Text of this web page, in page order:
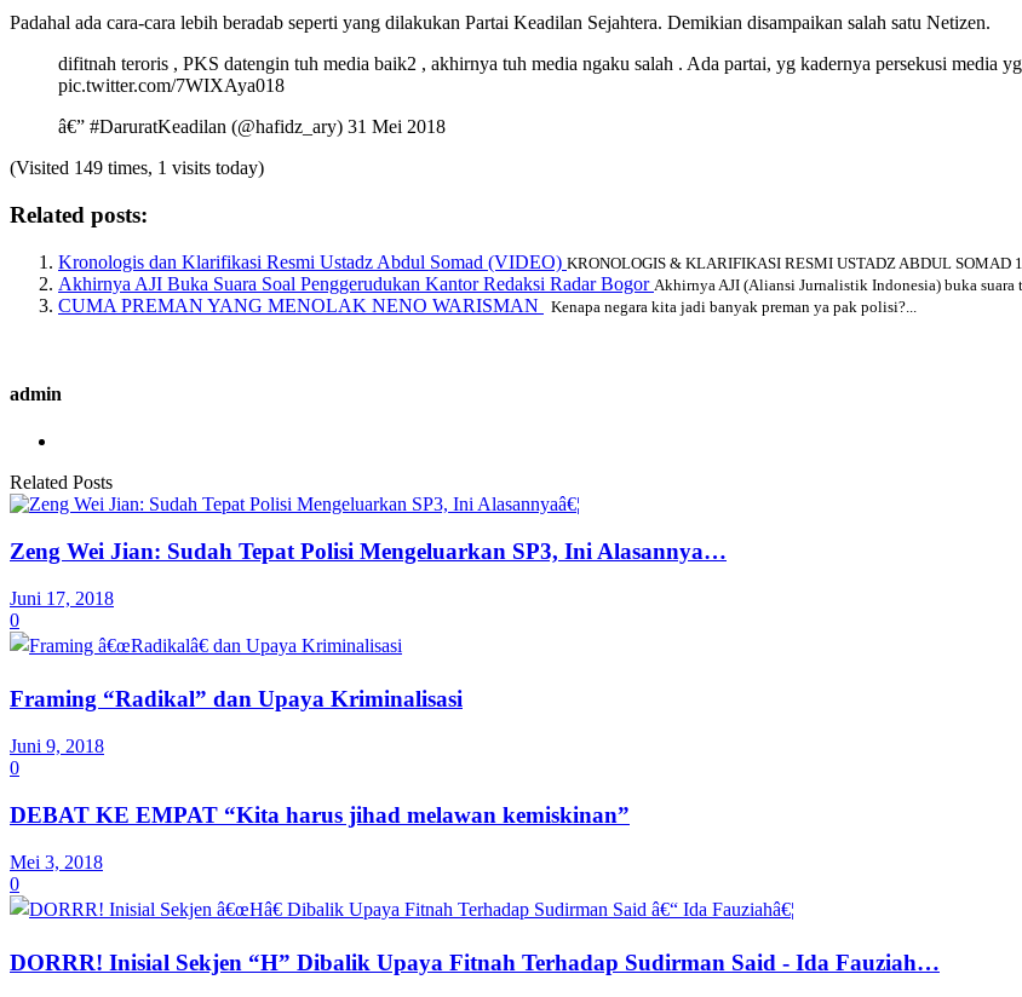
Padahal ada cara-cara lebih beradab seperti yang dilakukan Partai Keadilan Sejahtera. Demikian disampaikan salah satu Netizen.
difitnah teroris , PKS datengin tuh media baik2 , akhirnya tuh media ngaku salah . Ada partai, yg kadernya persekusi media
pic.twitter.com/7WIXAya018
â€” #DaruratKeadilan (@hafidz_ary) 31 Mei 2018
(Visited 149 times, 1 visits today)
Related posts:
Kronologis dan Klarifikasi Resmi Ustadz Abdul Somad (VIDEO) KRONOLOGIS & KLARIFIKASI RESMI USTADZ ABDUL SOMAD
Akhirnya AJI Buka Suara Soal Penggerudukan Kantor Redaksi Radar Bogor Akhirnya AJI (Aliansi Jurnalistik Indonesia) buka suara
CUMA PREMAN YANG MENOLAK NENO WARISMAN Kenapa negara kita jadi banyak preman ya pak polisi?...
admin
Related Posts
Zeng Wei Jian: Sudah Tepat Polisi Mengeluarkan SP3, Ini Alasannya…
Juni 17, 2018
0
Framing “Radikal” dan Upaya Kriminalisasi
Juni 9, 2018
0
DEBAT KE EMPAT “Kita harus jihad melawan kemiskinan”
Mei 3, 2018
0
DORRR! Inisial Sekjen “H” Dibalik Upaya Fitnah Terhadap Sudirman Said - Ida Fauziah…